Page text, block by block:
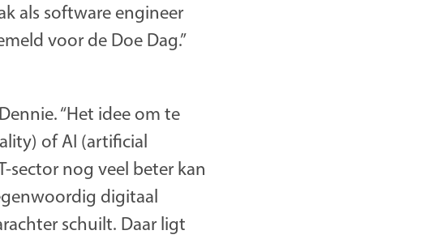
als software engineer
voor de Doe Dag.”
“Het idee om te
of AI (artificial
sector nog veel beter kan
digitaal
schuilt. Daar ligt